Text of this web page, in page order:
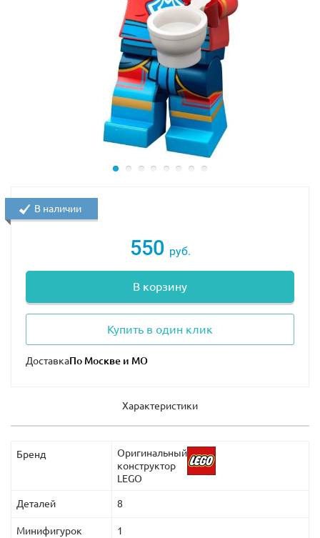
550 руб.
В корзину
Купить в один клик
Доставка
В наличии
Характеристики
Бренд
Оригинальный
конструктор
LEGO
Деталей 8
Минифигурок 1